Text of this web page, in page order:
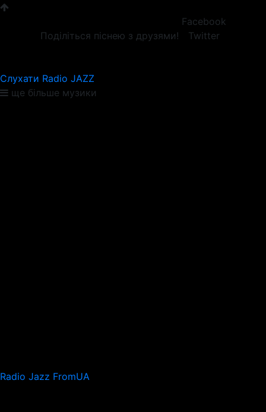
Поділіться піснею з друзями!
Facebook
Twitter
Слухати Radio JAZZ
ще більше музики
Radio Jazz FromUA